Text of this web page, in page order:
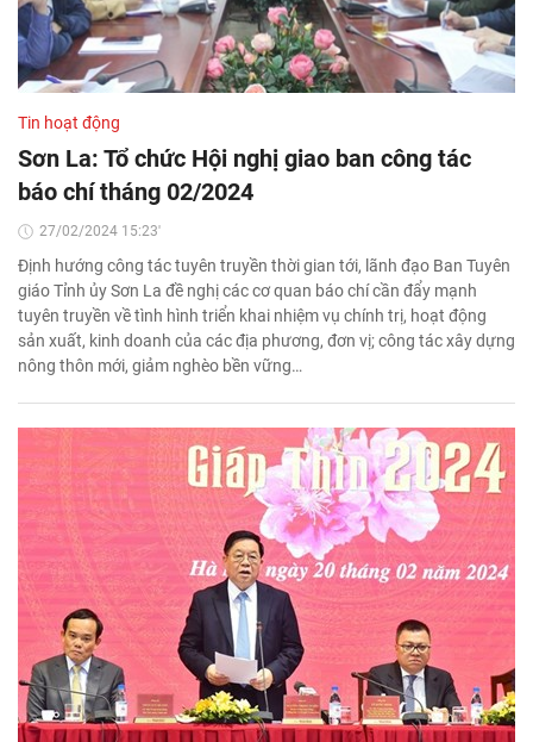
Tin hoạt động
Sơn La: Tổ chức Hội nghị giao ban công tác
báo chí tháng 02/2024
27/02/2024 15:23'
Định hướng công tác tuyên truyền thời gian tới, lãnh đạo Ban Tuyên
giáo Tỉnh ủy Sơn La đề nghị các cơ quan báo chí cần đẩy mạnh
tuyên truyền về tình hình triển khai nhiệm vụ chính trị, hoạt động
sản xuất, kinh doanh của các địa phương, đơn vị; công tác xây dựng
nông thôn mới, giảm nghèo bền vững…